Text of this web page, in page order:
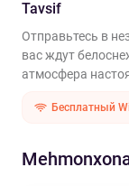
Tavsif
Отправьтесь в
вас ждут
атмосфера
Бесплатный